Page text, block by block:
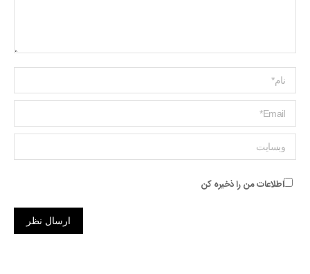
Name *
ایمیل *
وبسایت
اطلاعات من را ذخیره کن
ارسال نظر